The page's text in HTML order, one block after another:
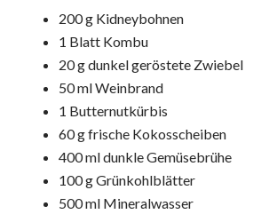
200 g Kidneybohnen
1 Blatt Kombu
20 g dunkel geröstete Zwiebel
50 ml Weinbrand
1 Butternutkürbis
60 g frische Kokosscheiben
400 ml dunkle Gemüsebrühe
100 g Grünkohlblätter
500 ml Mineralwasser